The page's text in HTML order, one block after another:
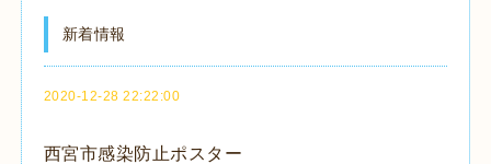
新着情報
2020-12-28 22:22:00
西宮市感染防止ポスター